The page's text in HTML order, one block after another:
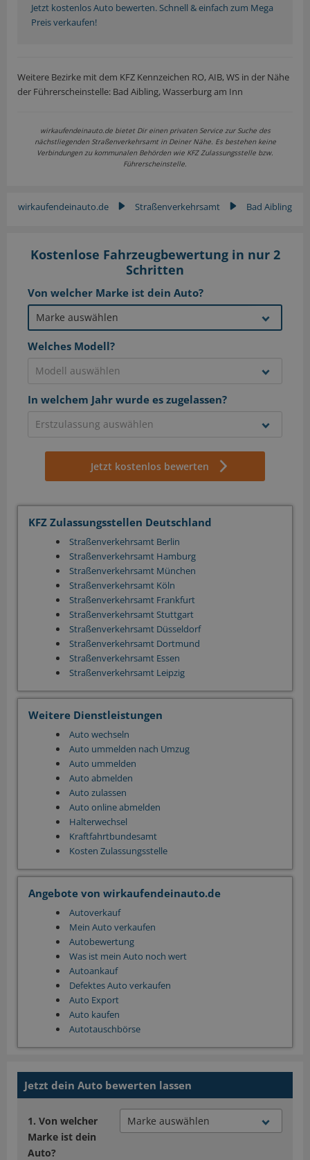
Jetzt kostenlos Auto bewerten. Schnell & einfach zum Mega
Preis verkaufen!
Weitere Bezirke mit dem KFZ Kennzeichen RO, AIB, WS in der Nähe
der Führerscheinstelle: Bad Aibling, Wasserburg am Inn
wirkaufendeinauto.de bietet Dir einen privaten Service zur Suche des
nächstliegenden Straßenverkehrsamt in Deiner Nähe. Es bestehen keine
Verbindungen zu kommunalen Behörden wie KFZ Zulassungsstelle bzw.
Führerscheinstelle.
wirkaufendeinauto.de Straßenverkehrsamt Bad Aibling
Kostenlose Fahrzeugbewertung in nur 2
Schritten
Von welcher Marke ist dein Auto?
Welches Modell?
In welchem Jahr wurde es zugelassen?
Jetzt kostenlos bewerten
KFZ Zulassungsstellen Deutschland
Straßenverkehrsamt Berlin
Straßenverkehrsamt Hamburg
Straßenverkehrsamt München
Straßenverkehrsamt Köln
Straßenverkehrsamt Frankfurt
Straßenverkehrsamt Stuttgart
Straßenverkehrsamt Düsseldorf
Straßenverkehrsamt Dortmund
Straßenverkehrsamt Essen
Straßenverkehrsamt Leipzig
Weitere Dienstleistungen
Auto wechseln
Auto ummelden nach Umzug
Auto ummelden
Auto abmelden
Auto zulassen
Auto online abmelden
Halterwechsel
Kraftfahrtbundesamt
Kosten Zulassungsstelle
Angebote von wirkaufendeinauto.de
Autoverkauf
Mein Auto verkaufen
Autobewertung
Was ist mein Auto noch wert
Autoankauf
Defektes Auto verkaufen
Auto Export
Auto kaufen
Autotauschbörse
Jetzt dein Auto bewerten lassen
Von welcher
Marke ist dein
Auto?